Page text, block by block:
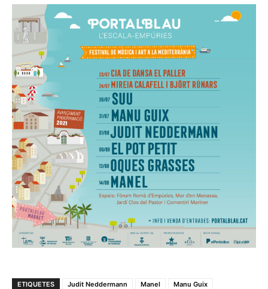
ETIQUETES Judit Neddermann Manel
Manu Guix